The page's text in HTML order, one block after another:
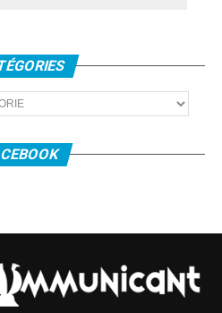
Poupette in Bruxelles
sa transparence. Dans
à la musique,
aux ombres chinoises,